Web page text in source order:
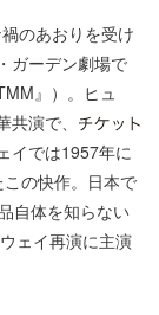
のあおりを受け
ガーデン劇場で
』）。ヒュ
演で、
イでは1957年に
の快作。日本で
自体を知らない
ェイ再演に主演